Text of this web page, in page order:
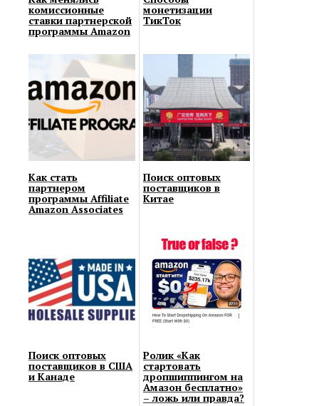
комиссионные
ставки партнерской
программы Amazon
монетизации
ТикТок
Как стать
партнером
программы Affiliate
Amazon Associates
Поиск оптовых
поставщиков в
Китае
Поиск оптовых
поставщиков в США
и Канаде
Ролик «Как
стартовать
дропшиппингом на
Амазон бесплатно»
– ложь или правда?